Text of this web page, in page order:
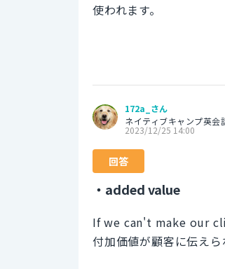
使われます。
172a_さん
ネイティブキャンプ英会
2023/12/25 14:00
回答
・added value
If we can't make our
付加価値が顧客に伝え